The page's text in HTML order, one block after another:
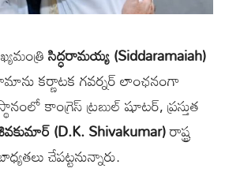
సిద్ధరామయ్య (Siddaramaiah)
కర్ణాటక గవర్నర్ లాంఛనంగా
కాంగ్రెస్ ట్రబుల్ షూటర్, ప్రస్తుత
(D.K. Shivakumar)రాష్ట్ర
చేపట్టనున్నారు.